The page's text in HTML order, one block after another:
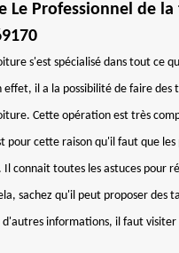
Le Professionnel de
s'est spécialisé dans tout ce
effet, il a la possibilité de faire des
Cette opération est très
pour cette raison qu'il faut que
connait toutes les astuces pour
sachez qu'il peut proposer des
d'autres informations, il faut visiter